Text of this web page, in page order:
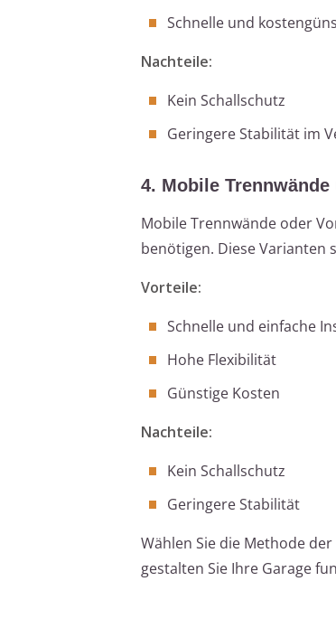
Schnelle und
Nachteile:
Kein Schallschutz
Geringere Stabilität im
4. Mobile Trennwände
Mobile Trennwände oder
benötigen. Diese Varianten
Vorteile:
Schnelle und einfache
Hohe Flexibilität
Günstige Kosten
Nachteile:
Kein Schallschutz
Geringere Stabilität
Wählen Sie die Methode
gestalten Sie Ihre Garage